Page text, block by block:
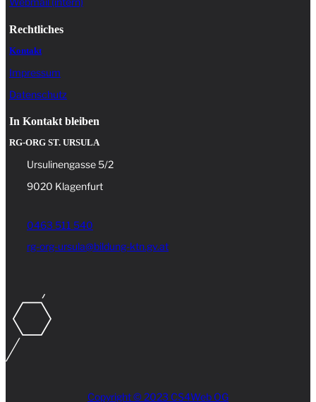
Rechtliches
Kontakt
Impressum
Datenschutz
In Kontakt bleiben
RG-ORG ST. URSULA
Ursulinengasse 5/2
9020 Klagenfurt
0463 511 540
rg-org-ursula@bildung-ktn.gv.at
Copyright © 2023 CS4Web OG